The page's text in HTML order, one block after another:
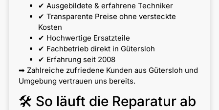
✔ Ausgebildete & erfahrene Techniker
✔ Transparente Preise ohne versteckte
Kosten
✔ Hochwertige Ersatzteile
✔ Fachbetrieb direkt in Gütersloh
✔ Erfahrung seit 2008
➡ Zahlreiche zufriedene Kunden aus Gütersloh und
Umgebung vertrauen uns bereits.
🛠 So läuft die Reparatur ab